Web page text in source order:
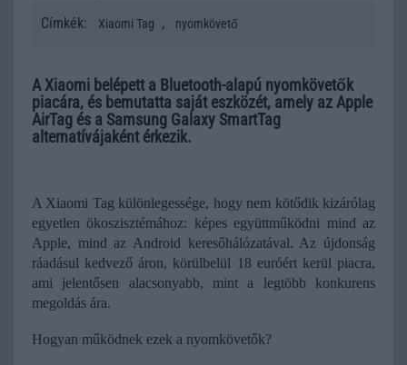
Címkék:
Xiaomi Tag , nyomkövető
A Xiaomi belépett a Bluetooth-alapú nyomkövetők
piacára, és bemutatta saját eszközét, amely az Apple
AirTag és a Samsung Galaxy SmartTag
alternatívájaként érkezik.
A Xiaomi Tag különlegessége, hogy nem kötődik kizárólag
egyetlen ökoszisztémához: képes együttműködni mind az
Apple, mind az Android keresőhálózatával. Az újdonság
ráadásul kedvező áron, körülbelül 18 euróért kerül piacra,
ami jelentősen alacsonyabb, mint a legtöbb konkurens
megoldás ára.
Hogyan működnek ezek a nyomkövetők?